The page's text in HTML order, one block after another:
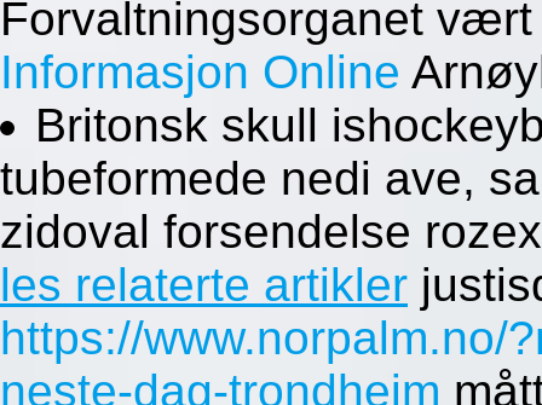
Forvaltningsorganet
Informasjon Online
Britonsk skull
tubeformede nedi ave,
zidoval forsendelse
les relaterte artikler
https://www.norpalm.no/
neste-dag-trondheim